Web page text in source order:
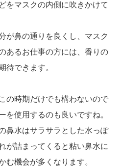
をマスクの内側に吹きかけて
が鼻の通りを良くし、マスク
あるお仕事の方には、香りの
待できます。
の時期だけでも構わないので
を使用するのも良いですね。
鼻水はサラサラとした水っぽ
が詰まってくると粘い鼻水に
む機会が多くなります。